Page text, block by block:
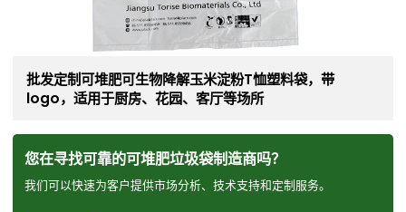
批发定制可堆肥可生物降解玉米淀粉T恤塑料袋，带
logo，适用于厨房、花园、客厅等场所
您在寻找可靠的可堆肥垃圾袋制造商吗？
我们可以快速为客户提供市场分析、技术支持和定制服务。